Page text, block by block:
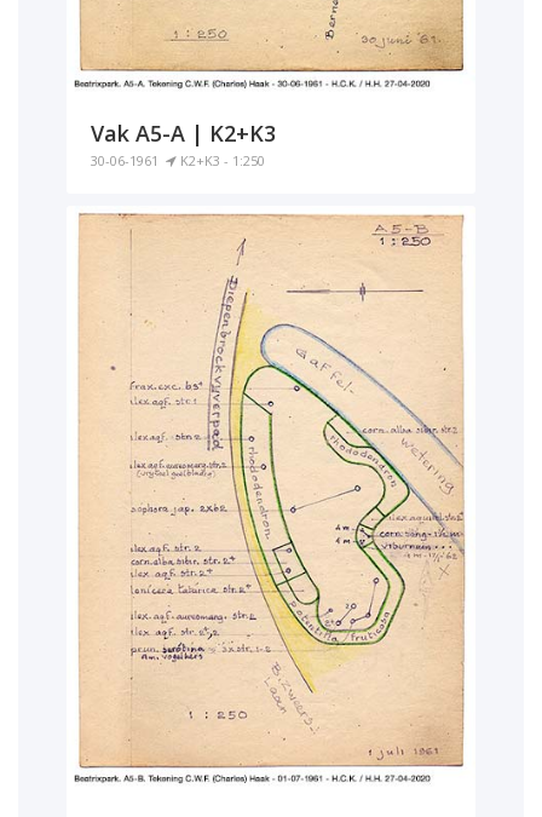
Vak A5-A | K2+K3
30-06-1961 K2+K3 - 1:250